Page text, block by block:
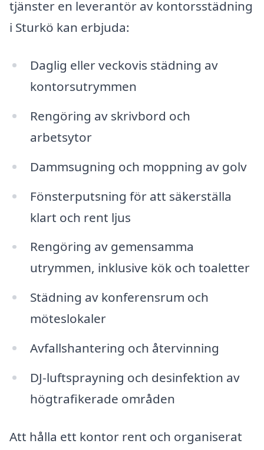
tjänster en leverantör av kontorsstädning
i Sturkö kan erbjuda:
Daglig eller veckovis städning av
kontorsutrymmen
Rengöring av skrivbord och
arbetsytor
Dammsugning och moppning av golv
Fönsterputsning för att säkerställa
klart och rent ljus
Rengöring av gemensamma
utrymmen, inklusive kök och toaletter
Städning av konferensrum och
möteslokaler
Avfallshantering och återvinning
DJ-luftsprayning och desinfektion av
högtrafikerade områden
Att hålla ett kontor rent och organiserat